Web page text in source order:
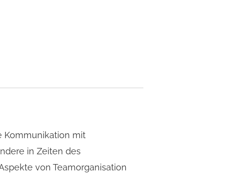
Kommunikation mit
in Zeiten des
von Teamorganisation